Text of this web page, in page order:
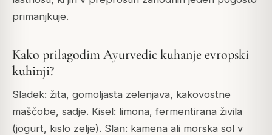
primanjkuje.
Kako prilagodim Ayurvedic kuhanje evropski
kuhinji?
Sladek: žita, gomoljasta zelenjava, kakovostne
maščobe, sadje. Kisel: limona, fermentirana živila
(jogurt, kislo zelje). Slan: kamena ali morska sol v